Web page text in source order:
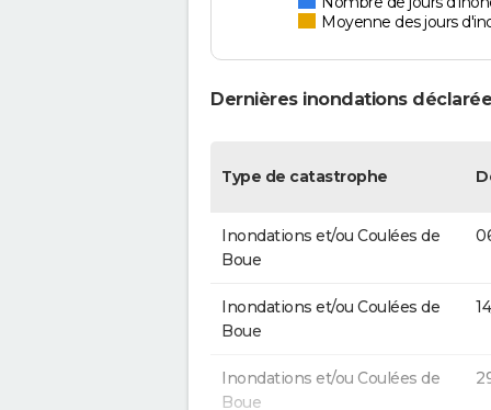
Moyenne des jours
Dernières inondations
Type de catastrophe
Inondations et/ou Coulées de
Boue
Inondations et/ou Coulées de
Boue
Inondations et/ou Coulées de
Boue